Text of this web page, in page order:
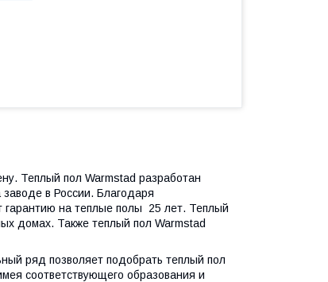
Теплый пол Warmstad разработан
в России. Благодаря
гарантию на теплые полы 25 лет. Теплый
домах. Также теплый пол Warmstad
ряд позволяет подобрать теплый пол
соответствующего образования и